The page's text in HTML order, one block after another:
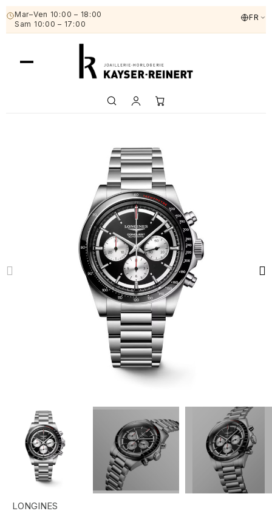
Mar–Ven 10:00 – 18:00
Sam 10:00 – 17:00
FR
LONGINES